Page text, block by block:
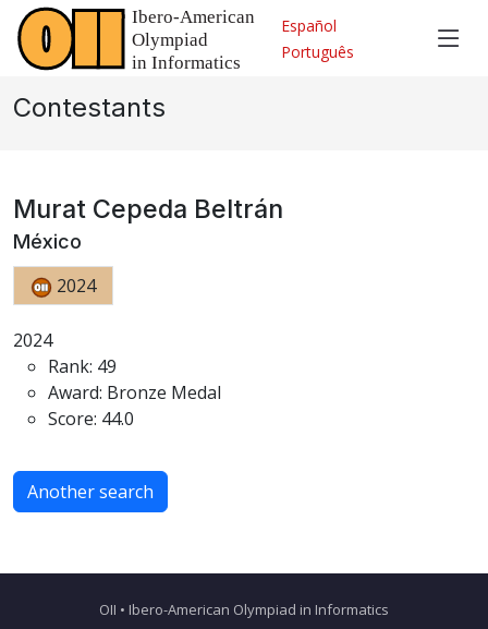
Español
Português
Contestants
Murat Cepeda Beltrán
México
2024
2024
Rank: 49
Award: Bronze Medal
Score: 44.0
Another search
OII • Ibero-American Olympiad in Informatics